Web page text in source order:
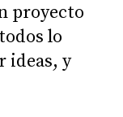
proyecto
lo
ideas, y